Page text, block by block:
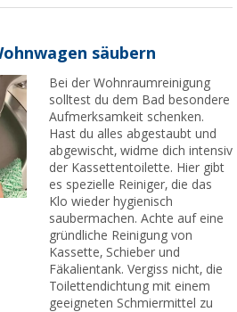
säubern
Bei der Wohnraumreinigung
solltest du dem Bad besondere
Aufmerksamkeit schenken.
Hast du alles abgestaubt und
abgewischt, widme dich intensiv
der Kassettentoilette. Hier gibt
es spezielle Reiniger, die das
Klo wieder hygienisch
saubermachen. Achte auf eine
gründliche Reinigung von
Kassette, Schieber und
Fäkalientank. Vergiss nicht, die
Toilettendichtung mit einem
geeigneten Schmiermittel zu